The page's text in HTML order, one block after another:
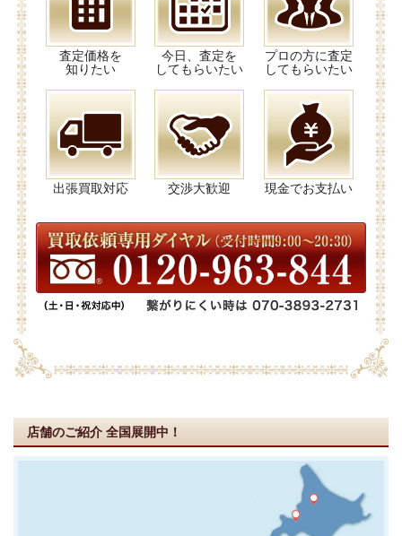
査定価格を
知りたい
今日、査定を
してもらいたい
プロの方に査定
してもらいたい
出張買取対応 交渉大歓迎 現金でお支払い
店舗のご紹介 全国展開中！